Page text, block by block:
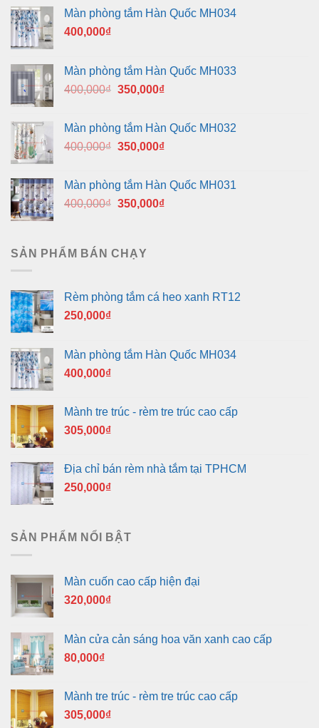
Màn phòng tắm Hàn Quốc MH034
400,000₫
Màn phòng tắm Hàn Quốc MH033
400,000₫ Giá
400,000₫.
350,000₫Giá
là:
350,000₫.
Màn phòng tắm Hàn Quốc MH032
400,000₫ Giá
400,000₫.
350,000₫Giá
là:
350,000₫.
Màn phòng tắm Hàn Quốc MH031
400,000₫ Giá
400,000₫.
350,000₫Giá
SẢN PHẨM BÁN CHẠY
Rèm phòng tắm cá heo xanh RT12
250,000₫
Màn phòng tắm Hàn Quốc MH034
400,000₫
Mành tre trúc - rèm tre trúc cao cấp
305,000₫
Địa chỉ bán rèm nhà tắm tại TPHCM
250,000₫
SẢN PHẨM NỔI BẬT
Màn cuốn cao cấp hiện đại
320,000₫
Màn cửa cản sáng hoa văn xanh cao cấp
80,000₫
Mành tre trúc - rèm tre trúc cao cấp
305,000₫